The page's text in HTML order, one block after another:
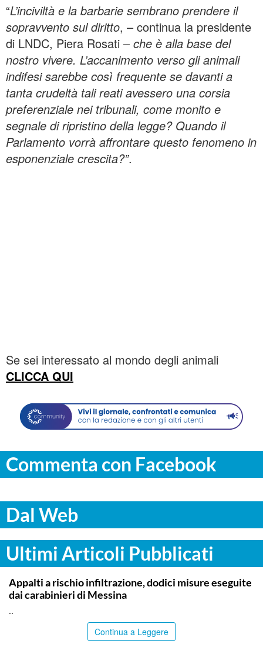
“L’inciviltà e la barbarie sembrano prendere il
sopravvento sul diritto, – continua la presidente
di LNDC, Piera Rosati – che è alla base del
nostro vivere. L’accanimento verso gli animali
indifesi sarebbe così frequente se davanti a
tanta crudeltà tali reati avessero una corsia
preferenziale nei tribunali, come monito e
segnale di ripristino della legge? Quando il
Parlamento vorrà affrontare questo fenomeno in
esponenziale crescita?”.
Se sei interessato al mondo degli animali
CLICCA QUI
Commenta con Facebook
Dal Web
Ultimi Articoli Pubblicati
MESSINA
Appalti a rischio infiltrazione, dodici misure eseguite
dai carabinieri di Messina
..
Continua a Leggere